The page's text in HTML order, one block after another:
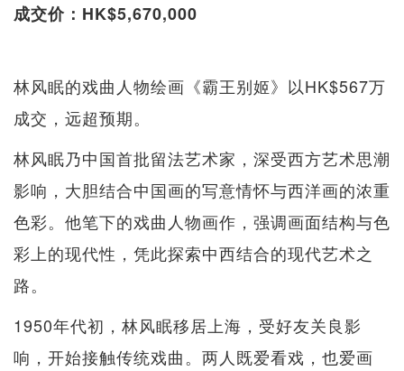
成交价：HK$5,670,000
林风眠的戏曲人物绘画《霸王别姬》以HK$567万
成交，远超预期。
林风眠乃中国首批留法艺术家，深受西方艺术思潮
影响，大胆结合中国画的写意情怀与西洋画的浓重
色彩。他笔下的戏曲人物画作，强调画面结构与色
彩上的现代性，凭此探索中西结合的现代艺术之
路。
1950年代初，林风眠移居上海，受好友关良影
响，开始接触传统戏曲。两人既爱看戏，也爱画